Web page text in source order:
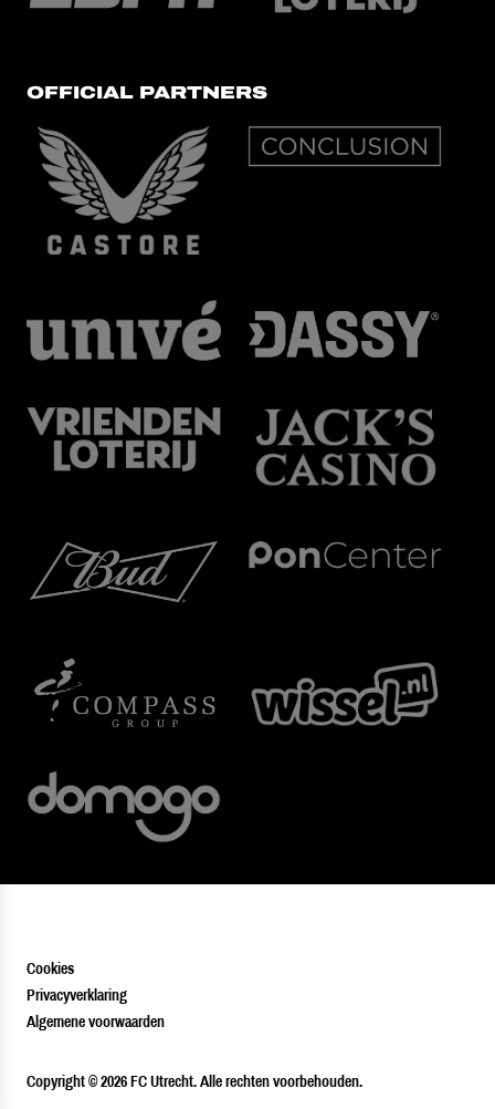
OFFICIAL PARTNERS
Cookies
Privacyverklaring
Algemene voorwaarden
Copyright © 2026 FC Utrecht. Alle rechten voorbehouden.
PLAYER